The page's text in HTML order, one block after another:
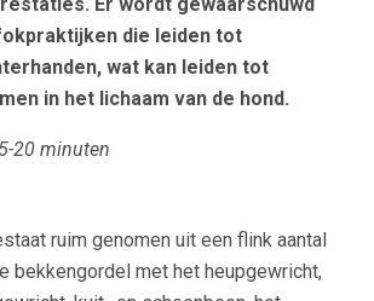
die leiden tot
wat kan leiden tot
in het lichaam van de hond.
20 minuten
ruim genomen uit een flink aantal
bekkengordel met het heupgewricht,